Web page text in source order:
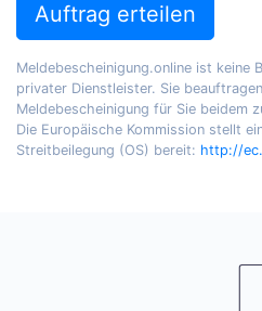
Auftrag erteilen
Meldebescheinigung.online ist keine
privater Dienstleister. Sie
Meldebescheinigung für Sie beidem
Die Europäische Kommission stellt
Streitbeilegung (OS) bereit: http://